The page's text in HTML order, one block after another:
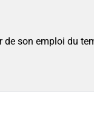
de son emploi du